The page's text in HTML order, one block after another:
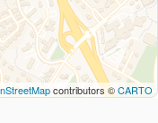
contributors ©CARTO